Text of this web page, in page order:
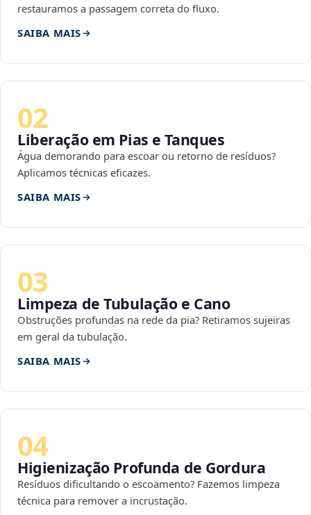
restauramos a passagem correta do fluxo.
SAIBA MAIS
02
Liberação em Pias e Tanques
Água demorando para escoar ou retorno de resíduos?
Aplicamos técnicas eficazes.
SAIBA MAIS
03
Limpeza de Tubulação e Cano
Obstruções profundas na rede da pia? Retiramos sujeiras
em geral da tubulação.
SAIBA MAIS
04
Higienização Profunda de Gordura
Resíduos dificultando o escoamento? Fazemos limpeza
técnica para remover a incrustação.